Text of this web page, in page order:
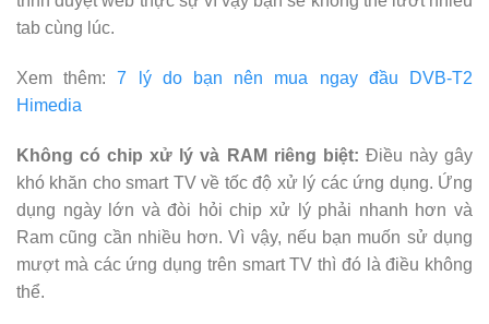
tab cùng lúc.
Xem thêm:7 lý do bạn nên mua ngay đầu DVB-T2
Himedia
Không có chip xử lý và RAM riêng biệt: Điều này gây
khó khăn cho smart TV về tốc độ xử lý các ứng dụng. Ứng
dụng ngày lớn và đòi hỏi chip xử lý phải nhanh hơn và
Ram cũng cần nhiều hơn. Vì vậy, nếu bạn muốn sử dụng
mượt mà các ứng dụng trên smart TV thì đó là điều không
thể.